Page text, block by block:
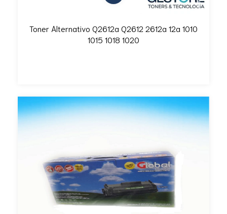
Toner Alternativo Q2612a Q2612 2612a 12a 1010
1015 1018 1020